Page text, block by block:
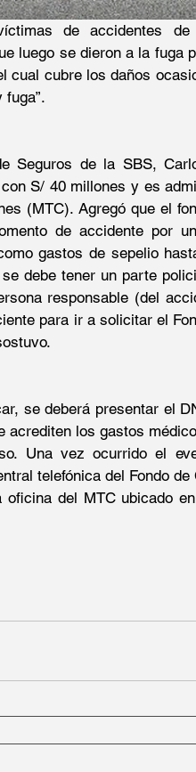
de accidentes de
luego se dieron a la fuga
cual cubre los daños
fuga”.
Seguros de la SBS,
S/ 40 millones y es
(MTC). Agregó que el
de accidente por
gastos de sepelio
debe tener un parte
responsable (del
para ir a solicitar el
se deberá presentar el
acrediten los gastos
Una vez ocurrido el
telefónica del Fondo
del MTC ubicado